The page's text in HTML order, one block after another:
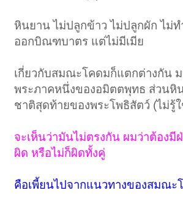
หินยาน ไม่ปลูกข้าว ไม่ปลูกผัก ไม่ท
ออกบิณฑบาตร แต่ไม่มีเมีย
เกี่ยวกับสมณะโคดมก็แตกต่างกัน
พระภาคหนึ่งของอมิตตพุทธ ส่วนหิ
ชาติสุดท้ายของพระโพธิสัตว์ (ไม่รู้
จะเห็นว่ามันไม่ตรงกัน ผมว่าต้องมี
ผิด หรือไม่ก็ผิดทั้งคู่
คือเพี้ยนไปจากแนวทางของสมณะ